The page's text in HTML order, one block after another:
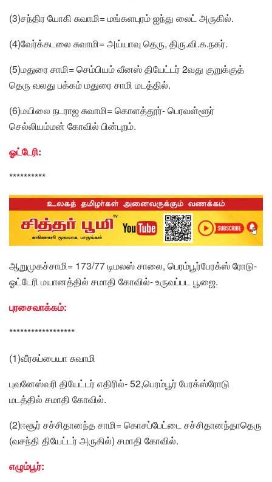
(3)சந்திர யோகி சுவாமி= மங்களபுரம் ஐந்து லைட் அருகில்.
(4)வேர்க்கடலை சுவாமி= அய்யாவு தெரு, திரு.வி.க.நகர்.
(5)மதுரை சாமி= செம்பியம் வீனஸ் தியேட்டர் 2வது குறுக்குத்
தெரு வலது பக்கம் மதுரை சாமி மடத்தில்.
(6)மயிலை நடராஜ சுவாமி= கொளத்தூர்- பெரவள்ளூர்
செல்லியம்மன் கோவில் பின்புறம்.
ஓட்டேரி:
**********
ஆறுமுகச்சாமி= 173/77 டிமலஸ் சாலை, பெரம்பூர்பேரக்ஸ் ரோடு-
ஓட்டேரி மயானத்தில் சமாதி கோவில்- உருவப்பட பூஜை.
புரசைவாக்கம்:
******************
(1)வீரசுப்பையா சுவாமி
புவனேஸ்வரி தியேட்டர் எதிரில்- 52,பெரம்பூர் பேரக்ஸ்ரோடு
மடத்தில் சமாதி கோவில்.
(2)ஈசூர் சச்சிதானந்த சாமி= கொசப்பேட்டை சச்சிதானந்தாதெரு
(வசந்தி தியேட்டர் அருகில்) சமாதி கோவில்.
எழும்பூர்: